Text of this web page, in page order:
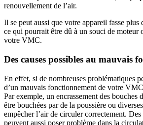
renouvellement de l’air.
Il se peut aussi que votre appareil fasse plus
ce qui pourrait être dû à un souci de moteur
votre VMC.
Des causes possibles au mauvais
En effet, si de nombreuses problématiques
d’un mauvais fonctionnement de votre
Par exemple, un encrassement des bouches
être bouchées par de la poussière ou
empêcher l’air de circuler correctement.
peuvent aussi poser problème dans la